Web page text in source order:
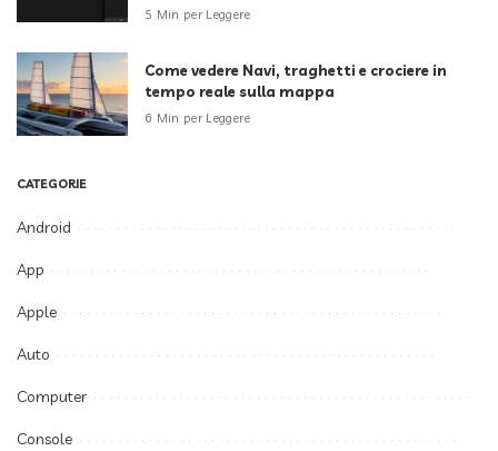
5 Min per Leggere
Come vedere Navi, traghetti e crociere in
tempo reale sulla mappa
6 Min per Leggere
CATEGORIE
Android
App
Apple
Auto
Computer
Console